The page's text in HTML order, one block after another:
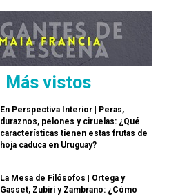
Más vistos
En Perspectiva Interior | Peras,
duraznos, pelones y ciruelas: ¿Qué
características tienen estas frutas de
hoja caduca en Uruguay?
La Mesa de Filósofos | Ortega y
Gasset, Zubiri y Zambrano: ¿Cómo